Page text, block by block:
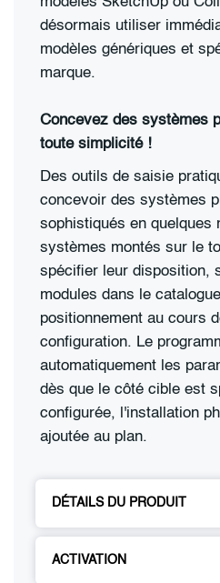
désormais utiliser
modèles génériques et
marque.
Concevez des systèmes
toute simplicité !
Des outils de saisie
concevoir des systèmes
sophistiqués en quelques
systèmes montés sur le
spécifier leur disposition,
modules dans le
positionnement au cours
configuration. Le
automatiquement les
dès que le côté cible est
configurée, l'installation
ajoutée au plan.
DÉTAILS DU PRODUIT
ACTIVATION